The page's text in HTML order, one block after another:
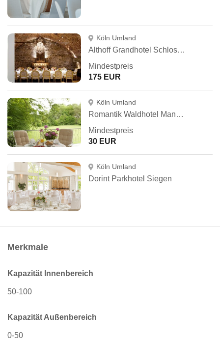
Köln Umland
Althoff Grandhotel Schloss Bensberg
Mindestpreis
175 EUR
Köln Umland
Romantik Waldhotel Mangold
Mindestpreis
30 EUR
Köln Umland
Dorint Parkhotel Siegen
Merkmale
Kapazität Innenbereich
50-100
Kapazität Außenbereich
0-50